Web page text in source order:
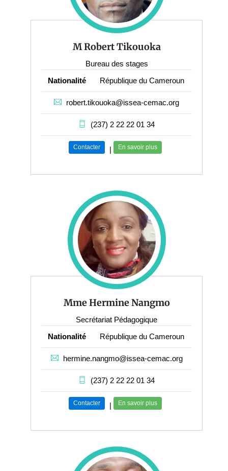
M Robert Tikouoka
Bureau des stages
Nationalité
République du Cameroun
robert.tikouoka@issea-cemac.org
(237) 2 22 22 01 34
Contacter | En savoir plus
Mme Hermine Nangmo
Secrétariat Pédagogique
Nationalité
République du Cameroun
hermine.nangmo@issea-cemac.org
(237) 2 22 22 01 34
Contacter | En savoir plus